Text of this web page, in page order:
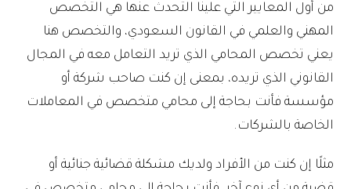
من أول المعايير التي علينا التحدث عنها هي التخصص
المهني والعلمي في القانون السعودي، والتخصص هنا
يعني تخصص المحامي الذي تريد التعامل معه في المجال
القانوني الذي تريده، بمعنى إن كنت صاحب شركة أو
مؤسسة فأنت بحاجة إلى محامي متخصص في المعاملات
الخاصة بالشركات.
مثلًا إن كنت من الأفراد ولديك مشكلة قضائية جنائية أو